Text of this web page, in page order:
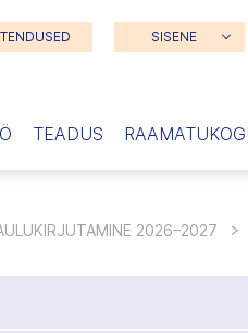
SISENE
TEADUS
2026–2027